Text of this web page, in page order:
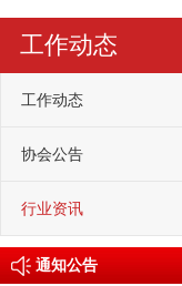
工作动态
工作动态
协会公告
行业资讯
通知公告